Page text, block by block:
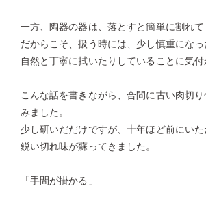
一方、陶器の器は、落とすと簡単に割れて
だからこそ、扱う時には、少し慎重にな
自然と丁寧に拭いたりしていることに気付
こんな話を書きながら、合間に古い肉切
みました。
少し研いだだけですが、十年ほど前にいた
鋭い切れ味が蘇ってきました。
「手間が掛かる」